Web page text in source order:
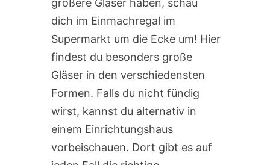
dich im Einmachregal im
Supermarkt um die Ecke um! Hier
findest du besonders große
Gläser in den verschiedensten
Formen. Falls du nicht fündig
wirst, kannst du alternativ in
einem Einrichtungshaus
vorbeischauen. Dort gibt es auf